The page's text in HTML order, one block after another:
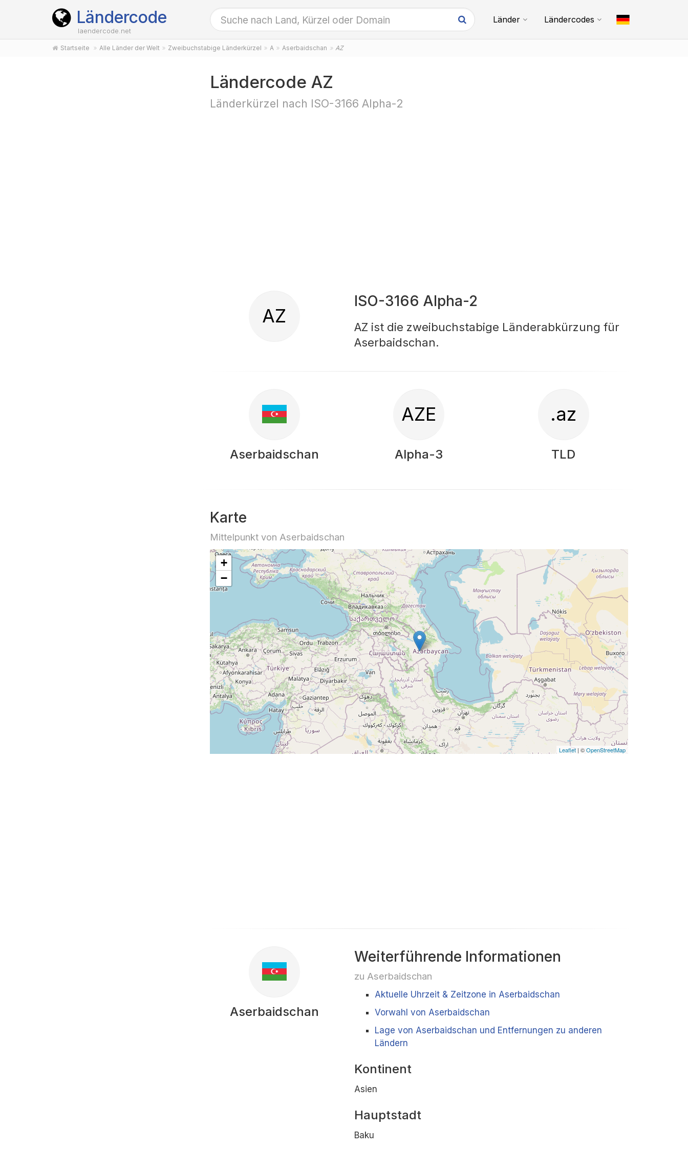
Ländercode
laendercode.net
Länder Ländercodes
Startseite Alle Länder der Welt Zweibuchstabige Länderkürzel A Aserbaidschan AZ
Ländercode AZ
Länderkürzel nach ISO-3166 Alpha-2
AZ
ISO-3166 Alpha-2
AZ ist die zweibuchstabige Länderabkürzung für
Aserbaidschan.
Aserbaidschan
AZE
Alpha-3
.az
TLD
Karte
Mittelpunkt von Aserbaidschan
+
−
Leaflet | ©OpenStreetMap
Aserbaidschan
Weiterführende Informationen
zu Aserbaidschan
Aktuelle Uhrzeit & Zeitzone in Aserbaidschan
Vorwahl von Aserbaidschan
Lage von Aserbaidschan und Entfernungen zu anderen
Ländern
Kontinent
Asien
Hauptstadt
Baku